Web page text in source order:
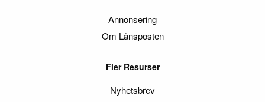
Annonsering
Om Länsposten
Fler Resurser
Nyhetsbrev